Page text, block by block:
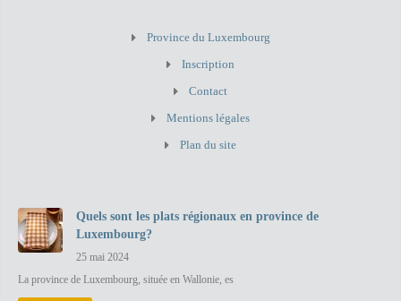
Province du Luxembourg
Inscription
Contact
Mentions légales
Plan du site
Quels sont les plats régionaux en province de
Luxembourg?
25 mai 2024
La province de Luxembourg, située en Wallonie, es